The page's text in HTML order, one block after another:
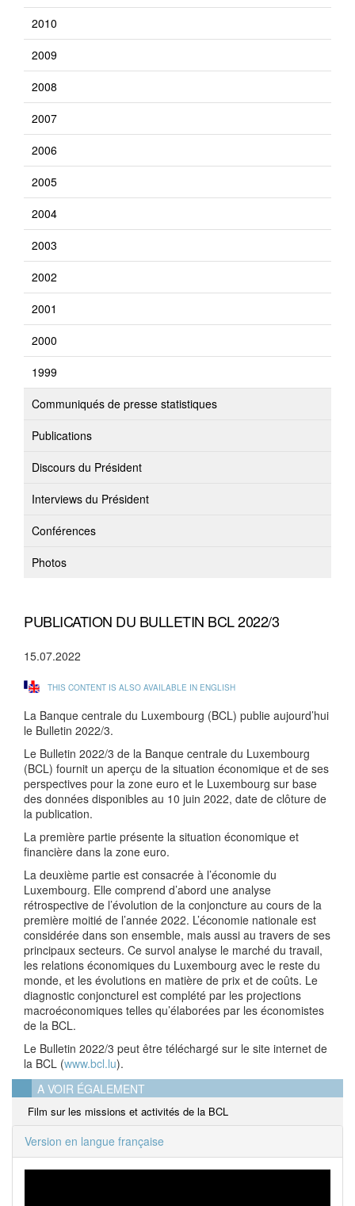
2010
2009
2008
2007
2006
2005
2004
2003
2002
2001
2000
1999
Communiqués de presse statistiques
Publications
Discours du Président
Interviews du Président
Conférences
Photos
PUBLICATION DU BULLETIN BCL 2022/3
15.07.2022
THIS CONTENT IS ALSO AVAILABLE IN ENGLISH
La Banque centrale du Luxembourg (BCL) publie aujourd’hui
le Bulletin 2022/3.
Le Bulletin 2022/3 de la Banque centrale du Luxembourg
(BCL) fournit un aperçu de la situation économique et de ses
perspectives pour la zone euro et le Luxembourg sur base
des données disponibles au 10 juin 2022, date de clôture de
la publication.
La première partie présente la situation économique et
financière dans la zone euro.
La deuxième partie est consacrée à l’économie du
Luxembourg. Elle comprend d’abord une analyse
rétrospective de l’évolution de la conjoncture au cours de la
première moitié de l’année 2022. L’économie nationale est
considérée dans son ensemble, mais aussi au travers de ses
principaux secteurs. Ce survol analyse le marché du travail,
les relations économiques du Luxembourg avec le reste du
monde, et les évolutions en matière de prix et de coûts. Le
diagnostic conjoncturel est complété par les projections
macroéconomiques telles qu’élaborées par les économistes
de la BCL.
Le Bulletin 2022/3 peut être téléchargé sur le site internet de
la BCL (www.bcl.lu).
A VOIR ÉGALEMENT
Film sur les missions et activités de la BCL
Version en langue française